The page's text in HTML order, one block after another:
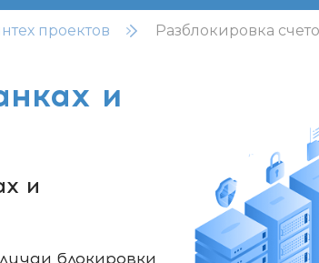
проектов Разблокировка
и
и
блокировки